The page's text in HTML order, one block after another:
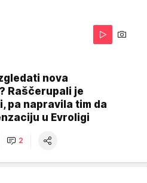
nova
Raščerupali je
pa napravila tim da
u Evroligi
2